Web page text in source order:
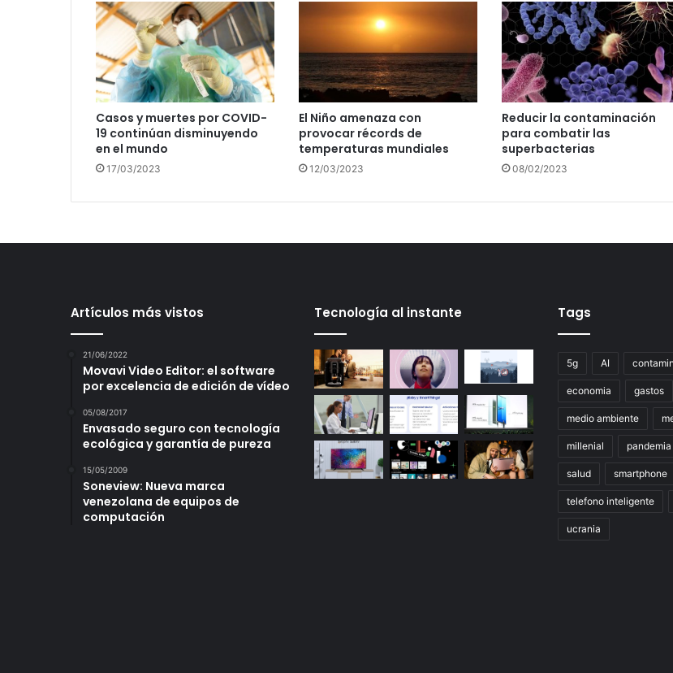
Casos y muertes por COVID-
19 continúan disminuyendo
en el mundo
17/03/2023
El Niño amenaza con
provocar récords de
temperaturas mundiales
12/03/2023
Reducir la contaminación
para combatir las
superbacterias
08/02/2023
Artículos más vistos
21/06/2022
Movavi Video Editor: el software
por excelencia de edición de vídeo
05/08/2017
Envasado seguro con tecnología
ecológica y garantía de pureza
15/05/2009
Soneview: Nueva marca
venezolana de equipos de
computación
Tecnología al instante Tags
5g AI
economia gastos
medio ambiente
millenial pandemia
salud smartphone
telefono inteligente
ucrania